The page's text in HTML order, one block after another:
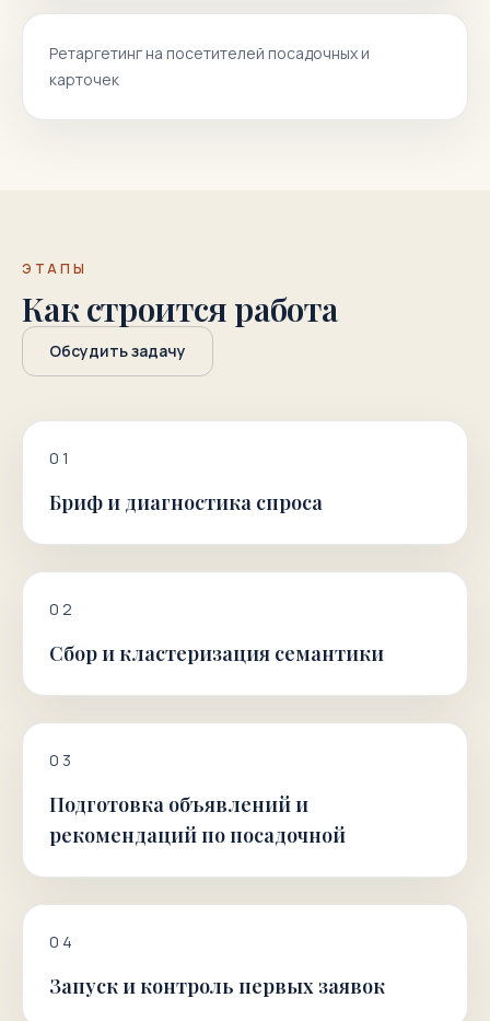
Ретаргетинг на посетителей посадочных и
карточек
ЭТАПЫ
Как строится работа
Обсудить задачу
01
Бриф и диагностика спроса
02
Сбор и кластеризация семантики
0 3
Подготовка объявлений и
рекомендаций по посадочной
0 4
Запуск и контроль первых заявок